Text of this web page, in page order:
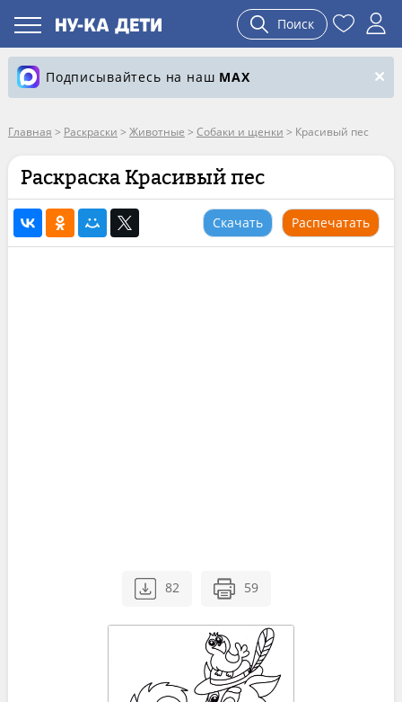
Поиск
Подписывайтесь на наш MAX
Главная > Раскраски > Животные > Собаки и щенки > Красивый пес
Раскраска Красивый пес
Скачать Распечатать
82 59